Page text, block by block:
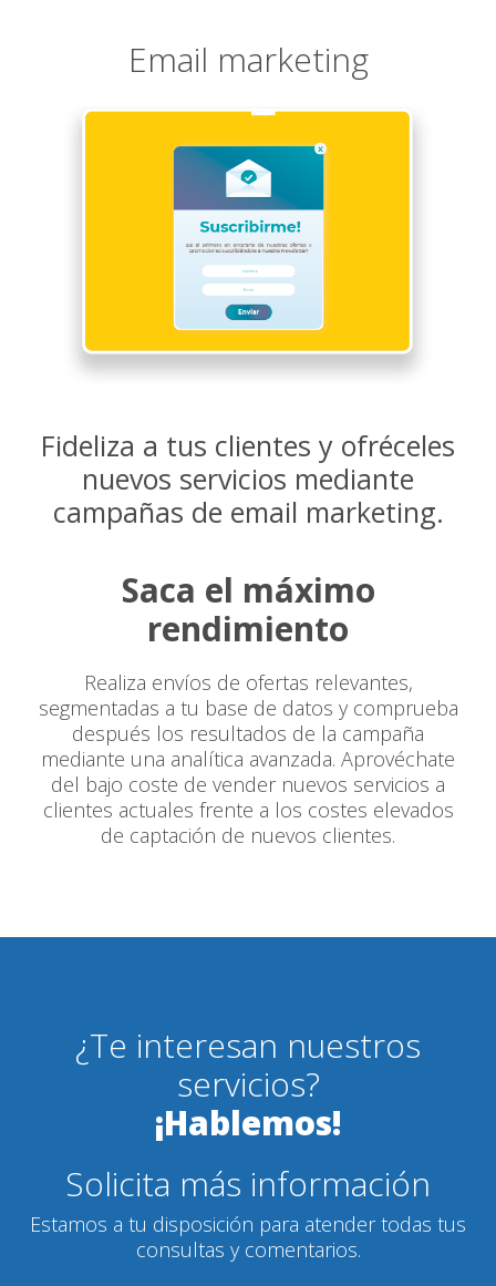
Email marketing
Fideliza a tus clientes y ofréceles
nuevos servicios mediante
campañas de email marketing.
Saca el máximo
rendimiento
Realiza envíos de ofertas relevantes,
segmentadas a tu base de datos y comprueba
después los resultados de la campaña
mediante una analítica avanzada. Aprovéchate
del bajo coste de vender nuevos servicios a
clientes actuales frente a los costes elevados
de captación de nuevos clientes.
¿Te interesan nuestros
servicios?
¡Hablemos!
Solicita más información
Estamos a tu disposición para atender todas tus
consultas y comentarios.